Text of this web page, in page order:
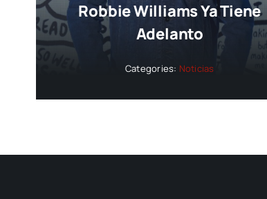
Robbie Williams Ya Tiene
Adelanto
Categories: Noticias